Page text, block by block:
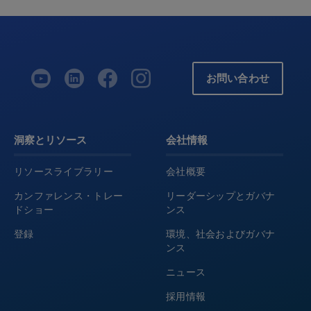
お問い合わせ
洞察とリソース
リソースライブラリー
カンファレンス・トレー
ドショー
登録
会社情報
会社概要
リーダーシップとガバナ
ンス
環境、社会およびガバナ
ンス
ニュース
採用情報